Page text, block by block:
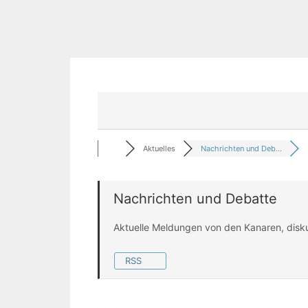
Aktuelles Nachrichten und Deb...
Nachrichten und Debatte
Aktuelle Meldungen von den Kanaren,
RSS